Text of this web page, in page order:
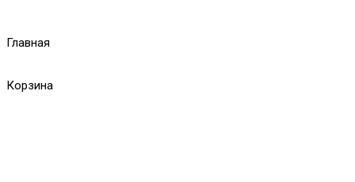
Главная
Корзина